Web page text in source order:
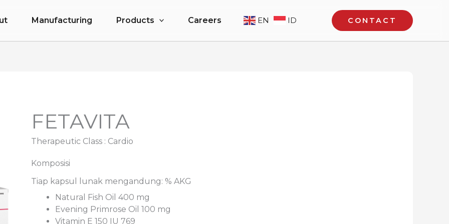
Manufacturing Products Careers EN ID CONTACT
FETAVITA
Therapeutic Class : Cardio
Komposisi
Tiap kapsul lunak mengandung: % AKG
Natural Fish Oil 400 mg
Evening Primrose Oil 100 mg
Vitamin E 150 IU 769